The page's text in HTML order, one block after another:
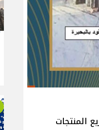
المنتجات